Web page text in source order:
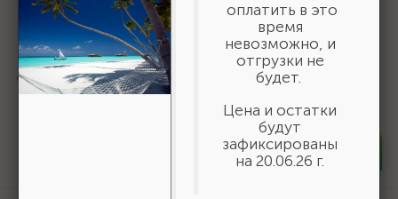
Артикул:18855
Рубанок STAYER "PROFI" кромочный по
гипсокартону {18855}
1 209 ₽
шт
оплатить в это
время
невозможно, и
отгрузки не
будет.
Цена и остатки
будут
зафиксированы
на 20.06.26 г.